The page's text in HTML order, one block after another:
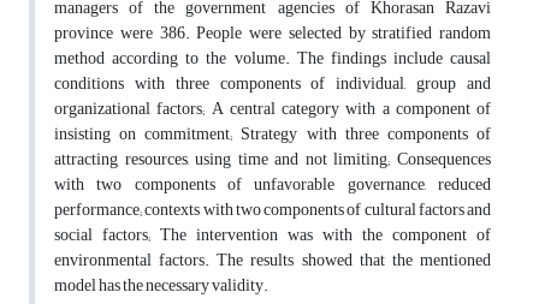
managers of the government agencies of Khorasan Razavi
province were 386. People were selected by stratified random
method according to the volume. The findings include causal
conditions with three components of individual, group and
organizational factors; A central category with a component of
insisting on commitment; Strategy with three components of
attracting resources, using time and not limiting; Consequences
with two components of unfavorable governance, reduced
performance; contexts with two components of cultural factors and
social factors; The intervention was with the component of
environmental factors. The results showed that the mentioned
model has the necessary validity.